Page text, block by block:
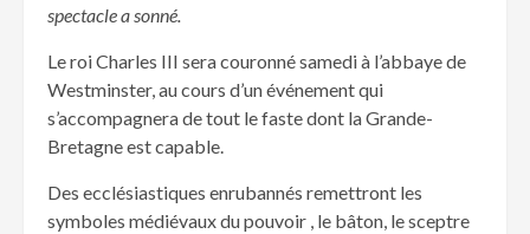
spectacle a sonné.
Le roi Charles III sera couronné samedi à l’abbaye de
Westminster, au cours d’un événement qui
s’accompagnera de tout le faste dont la Grande-
Bretagne est capable.
Des ecclésiastiques enrubannés remettront les
symboles médiévaux du pouvoir , le bâton, le sceptre